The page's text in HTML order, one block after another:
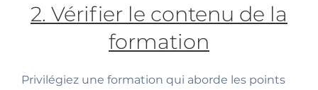
2. Vérifier le contenu de la
formation
Privilégiez une formation qui aborde les points